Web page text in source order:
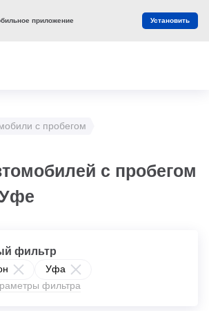
с пробегом
с пробегом
Уфа
фильтра
фильтр
приложение Установить